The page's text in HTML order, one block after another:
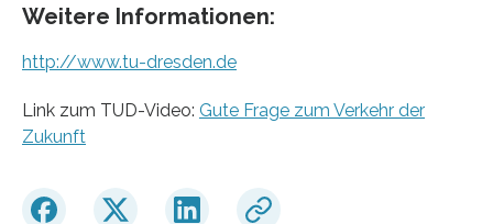
Weitere Informationen:
http://www.tu-dresden.de
Link zum TUD-Video: Gute Frage zum Verkehr der
Zukunft